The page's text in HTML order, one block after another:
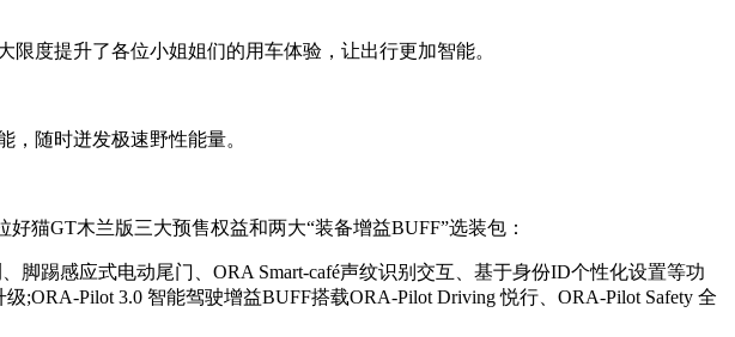
度提升了各位小姐姐们的用车体验，让出行更加智能。
随时迸发极速野性能量。
GT木兰版三大预售权益和两大“装备增益BUFF”选装包：
踢感应式电动尾门、ORA Smart-café声纹识别交互、基于身份ID个性化设置等功
Pilot 3.0 智能驾驶增益BUFF搭载ORA-Pilot Driving 悦行、ORA-Pilot Safety 全